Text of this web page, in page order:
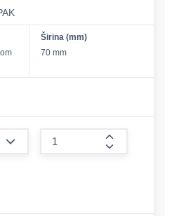
Širina (mm)
70 mm
form.increase-